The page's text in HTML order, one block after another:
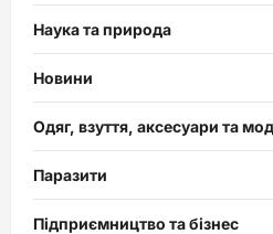
Наука та природа
Новини
Одяг, взуття, аксесуари та
Паразити
Підприємництво та бізнес